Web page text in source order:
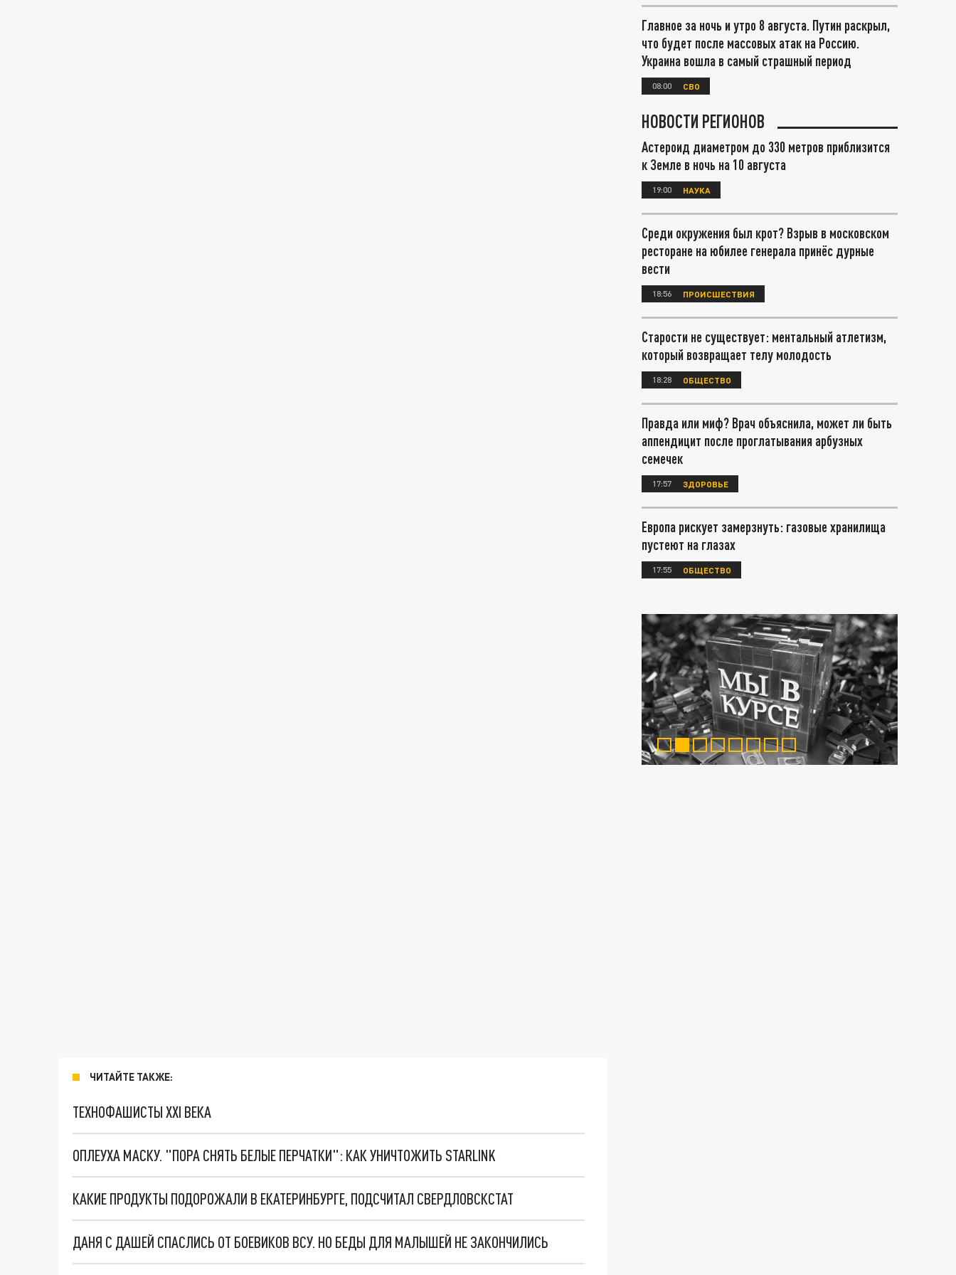
ЧИТАЙТЕ ТАКЖЕ:
ТЕХНОФАШИСТЫ XXI ВЕКА
ОПЛЕУХА МАСКУ. "ПОРА СНЯТЬ БЕЛЫЕ ПЕРЧАТКИ": КАК УНИЧТОЖИТЬ STARLINK
КАКИЕ ПРОДУКТЫ ПОДОРОЖАЛИ В ЕКАТЕРИНБУРГЕ, ПОДСЧИТАЛ СВЕРДЛОВСКСТАТ
ДАНЯ С ДАШЕЙ СПАСЛИСЬ ОТ БОЕВИКОВ ВСУ. НО БЕДЫ ДЛЯ МАЛЫШЕЙ НЕ ЗАКОНЧИЛИСЬ
Главное за ночь и утро 8 августа. Путин раскрыл,
что будет после массовых атак на Россию.
Украина вошла в самый страшный период
08:00 СВО
НОВОСТИ РЕГИОНОВ
Астероид диаметром до 330 метров приблизится
к Земле в ночь на 10 августа
19:00 НАУКА
Среди окружения был крот? Взрыв в московском
ресторане на юбилее генерала принёс дурные
вести
18:56 ПРОИСШЕСТВИЯ
Старости не существует: ментальный атлетизм,
который возвращает телу молодость
18:28 ОБЩЕСТВО
Правда или миф? Врач объяснила, может ли быть
аппендицит после проглатывания арбузных
семечек
17:57 ЗДОРОВЬЕ
Европа рискует замерзнуть: газовые хранилища
пустеют на глазах
17:55 ОБЩЕСТВО